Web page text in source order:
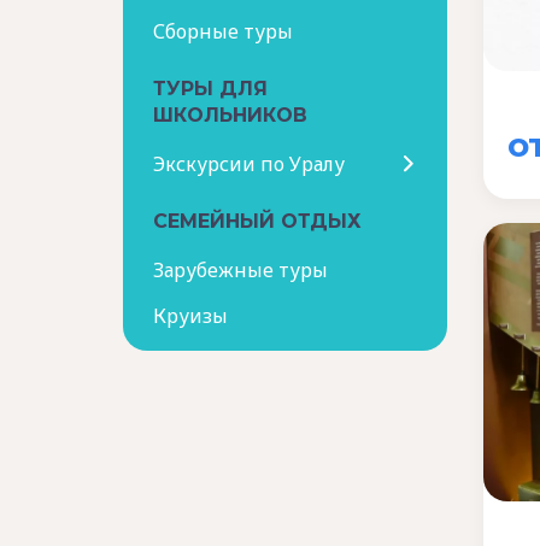
Сборные туры
ТУРЫ ДЛЯ
ШКОЛЬНИКОВ
Экскурсии по Уралу
СЕМЕЙНЫЙ ОТДЫХ
Зарубежные туры
Круизы